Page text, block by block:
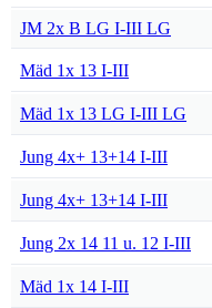
JM 2x B LG I-III LG
Mäd 1x 13 I-III
Mäd 1x 13 LG I-III LG
Jung 4x+ 13+14 I-III
Jung 4x+ 13+14 I-III
Jung 2x 14 11 u. 12 I-III
Mäd 1x 14 I-III